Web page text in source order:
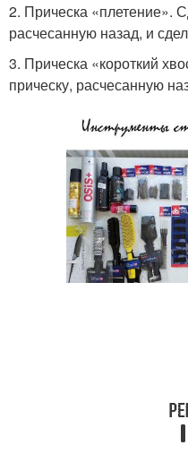
2. Прическа «плетение».
расчесанную назад, и
3. Прическа «короткий
прическу, расчесанную